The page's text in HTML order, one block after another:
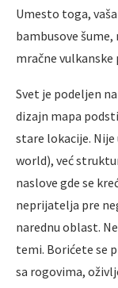
Umesto toga,
bambusove
mračne vulkanske
Svet je podeljen
dizajn mapa
stare lokacije.
world), već
naslove gde se
neprijatelja pre
narednu oblast.
temi. Borićete se
sa rogovima,